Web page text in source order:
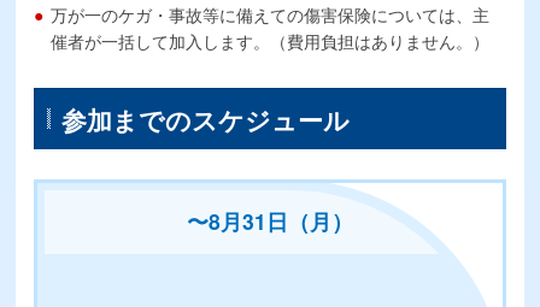
万が一のケガ・事故等に備えての傷害保険については、主
催者が一括して加入します。（費用負担はありません。）
参加までのスケジュール
〜8月31日（月）